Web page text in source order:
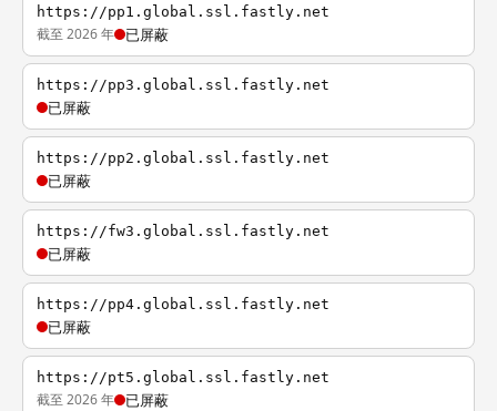
https://pp1.global.ssl.fastly.net
截至 2026 年 已屏蔽
https://pp3.global.ssl.fastly.net
已屏蔽
https://pp2.global.ssl.fastly.net
已屏蔽
https://fw3.global.ssl.fastly.net
已屏蔽
https://pp4.global.ssl.fastly.net
已屏蔽
https://pt5.global.ssl.fastly.net
截至 2026 年 已屏蔽